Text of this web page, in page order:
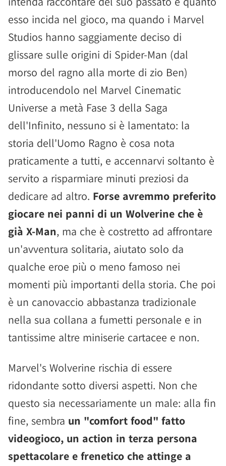
esso incida nel gioco, ma quando i Marvel
Studios hanno saggiamente deciso di
glissare sulle origini di Spider-Man (dal
morso del ragno alla morte di zio Ben)
introducendolo nel Marvel Cinematic
Universe a metà Fase 3 della Saga
dell'Infinito, nessuno si è lamentato: la
storia dell'Uomo Ragno è cosa nota
praticamente a tutti, e accennarvi soltanto è
servito a risparmiare minuti preziosi da
dedicare ad altro. Forse avremmo preferito
giocare nei panni di un Wolverine che è
già X-Man, ma che è costretto ad affrontare
un'avventura solitaria, aiutato solo da
qualche eroe più o meno famoso nei
momenti più importanti della storia. Che poi
è un canovaccio abbastanza tradizionale
nella sua collana a fumetti personale e in
tantissime altre miniserie cartacee e non.
Marvel's Wolverine rischia di essere
ridondante sotto diversi aspetti. Non che
questo sia necessariamente un male: alla fin
fine, sembra un "comfort food" fatto
videogioco, un action in terza persona
spettacolare e frenetico che attinge a